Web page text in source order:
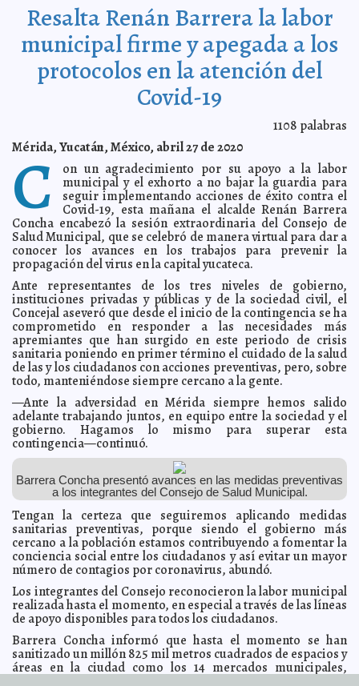
2020-05-05 17:51:46 Ya son 53 los fallecidos por Covid-19 en Yucatán; casos
positivos son 656 A7
2020-05-05 17:38:47 Cementerios de Mérida cerrarán los días 9 y 10 de
mayo Laura Aldama
2020-05-05 08:30:34 Amplían plazo para recibir proyectos del Concurso
Internacional de Arte Público en Glorietas y Espacios Públicos
Pese a impacto del Covid-19, envíos de remesas a
2020-05-04 18:13:11 Casi 25 mil casos positivos de Covid-19 en México
2020-05-04 17:15:34 Suman 49 las muertes por Covid-19 en Yucatán; casos
positivos llegan a 614 A7
2020-05-04 08:31:28 Comercios locales tendrán poco movimiento por
festejo del Día de las Madres: Canaco Mérida. Kamila López
2020-05-02 16:58:55 Van 6 muertes por Covid-19 en las últimas 48 horas;
casos positivos suman 540 A7
2020-05-01 17:41:51 Van 20 mil 739 contagios por Covid-19 en México y
1,972 decesos
2020-05-01 17:04:00 Gobierno del Estado clausura y multa a una sucursal
de comida rápida Carmen Alicia Briceño Sánchez
2020-05-01 16:53:22 Llega Yucatán a 39 muertes por Covid-19 y 497 casos
positivos A7
2020-05-01 12:05:39 El alcalde Renán Barrera supervisa la segunda etapa
de entrega de apoyos alimentarios y kits sanitizantes a familias del Sur
Claudia Sofía Gómez Infante
2020-05-01 11:50:49 No habrá extraordinaria para votar propuesta de
reforma a Ley de Presupuesto Claudia Sofía Gómez Infante
2020-05-01 11:35:58 Momento cumbre de la pandemia del Covid-19, el 6 de
mayo: Hugo López-Gatell A7
2020-04-30 17:35:02 Finaliza abril con 35 muertes por Covid-19 en Yucatán;
2020-04-30 15:46:57 Ajustes en el servicio de recolección de basura este 1
de mayo Eduardo Ignacio Ramos Pérez
2020-04-30 15:29:44 Investigarán a funcionarios que solicitaron seguro de
desempleo Javier W. López Madera
2020-04-30 14:54:26 Dan de alta a paciente recuperada de Covid-19 en
Hospital Juárez del IMSS Yucatán Carmen Alicia Briceño Sánchez
2020-04-30 14:48:15 El Hospital General Agustín OHorán cuenta con un
área exclusiva para la atención de personas con Coronavirus Juan
Francisco del Toral
2020-04-30 08:21:26 "Afortunadamente la caída de la economía no fue
mayor", dijo AMLO ante el dato del PIB Kamila López
2020-04-30 08:02:55 Ve Conapred discriminación por parte de
supermercados A7
Resalta Renán Barrera la labor
municipal firme y apegada a los
protocolos en la atención del
Covid-19
1108 palabras
Mérida, Yucatán, México, abril 27 de 2020
C on un agradecimiento por su apoyo a la labor
municipal y el exhorto a no bajar la guardia para
seguir implementando acciones de éxito contra el
Covid-19, esta mañana el alcalde Renán Barrera
Concha encabezó la sesión extraordinaria del Consejo de
Salud Municipal, que se celebró de manera virtual para dar a
conocer los avances en los trabajos para prevenir la
propagación del virus en la capital yucateca.
Ante representantes de los tres niveles de gobierno,
instituciones privadas y públicas y de la sociedad civil, el
Concejal aseveró que desde el inicio de la contingencia se ha
comprometido en responder a las necesidades más
apremiantes que han surgido en este periodo de crisis
sanitaria poniendo en primer término el cuidado de la salud
de las y los ciudadanos con acciones preventivas, pero, sobre
todo, manteniéndose siempre cercano a la gente.
—Ante la adversidad en Mérida siempre hemos salido
adelante trabajando juntos, en equipo entre la sociedad y el
gobierno. Hagamos lo mismo para superar esta
contingencia—continuó.
Barrera Concha presentó avances en las medidas preventivas
a los integrantes del Consejo de Salud Municipal.
Tengan la certeza que seguiremos aplicando medidas
sanitarias preventivas, porque siendo el gobierno más
cercano a la población estamos contribuyendo a fomentar la
conciencia social entre los ciudadanos y así evitar un mayor
número de contagios por coronavirus, abundó.
Los integrantes del Consejo reconocieron la labor municipal
realizada hasta el momento, en especial a través de las líneas
de apoyo disponibles para todos los ciudadanos.
Barrera Concha informó que hasta el momento se han
sanitizado un millón 825 mil metros cuadrados de espacios y
áreas en la ciudad como los 14 mercados municipales,